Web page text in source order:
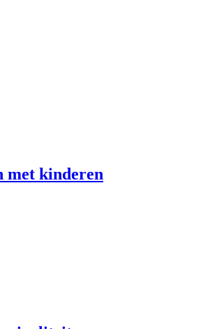
met kinderen